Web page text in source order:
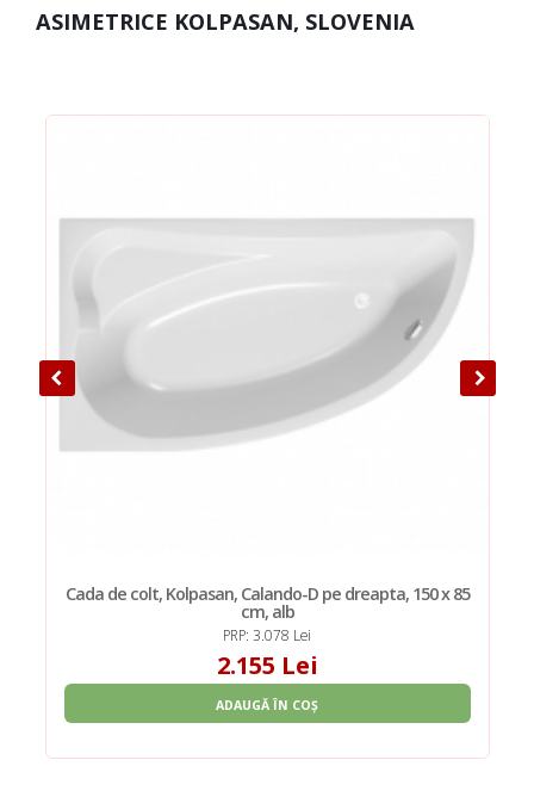
ASIMETRICE KOLPASAN, SLOVENIA
Cada de colt, Kolpasan, Calando-D pe dreapta, 150 x 85
cm, alb
PRP: 3.078 Lei
2.155 Lei
ADAUGĂ ÎN COȘ